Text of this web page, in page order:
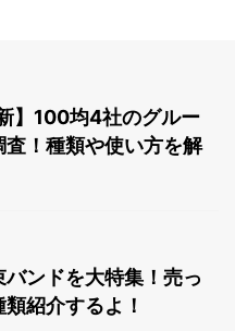
】100均4社のグルー
査！種類や使い方を解
バンドを大特集！売っ
紹介するよ！